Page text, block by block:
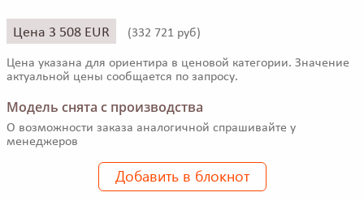
Цена 3 508 EUR (332 721 руб)
Цена указана для ориентира в ценовой категории. Значение
актуальной цены сообщается по запросу.
Модель снята с производства
О возможности заказа аналогичной спрашивайте у
менеджеров
Добавить в блокнот